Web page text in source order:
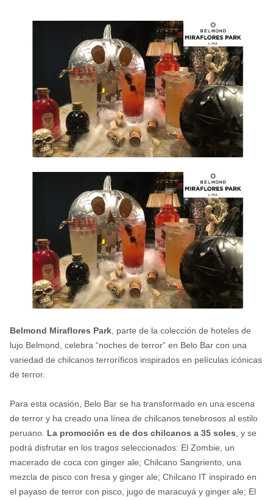
Belmond Miraflores Park, parte de la colección de hoteles de
lujo Belmond, celebra “noches de terror” en Belo Bar con una
variedad de chilcanos terroríficos inspirados en películas icónicas
de terror.
Para esta ocasión, Belo Bar se ha transformado en una escena
de terror y ha creado una línea de chilcanos tenebrosos al estilo
peruano. La promoción es de dos chilcanos a 35 soles , y se
podrá disfrutar en los tragos seleccionados: El Zombie, un
macerado de coca con ginger ale; Chilcano Sangriento, una
mezcla de pisco con fresa y ginger ale; Chilcano IT inspirado en
el payaso de terror con pisco, jugo de maracuyá y ginger ale; El